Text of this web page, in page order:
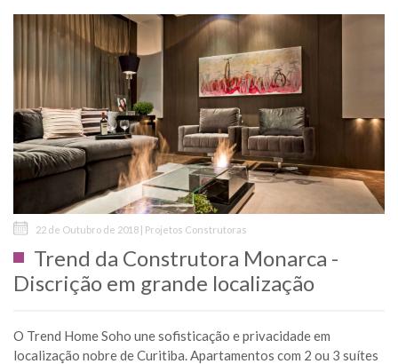
22 de Outubro de 2018 | Projetos Construtoras
Trend da Construtora Monarca -
Discrição em grande localização
O Trend Home Soho une sofisticação e privacidade em
localização nobre de Curitiba. Apartamentos com 2 ou 3 suítes